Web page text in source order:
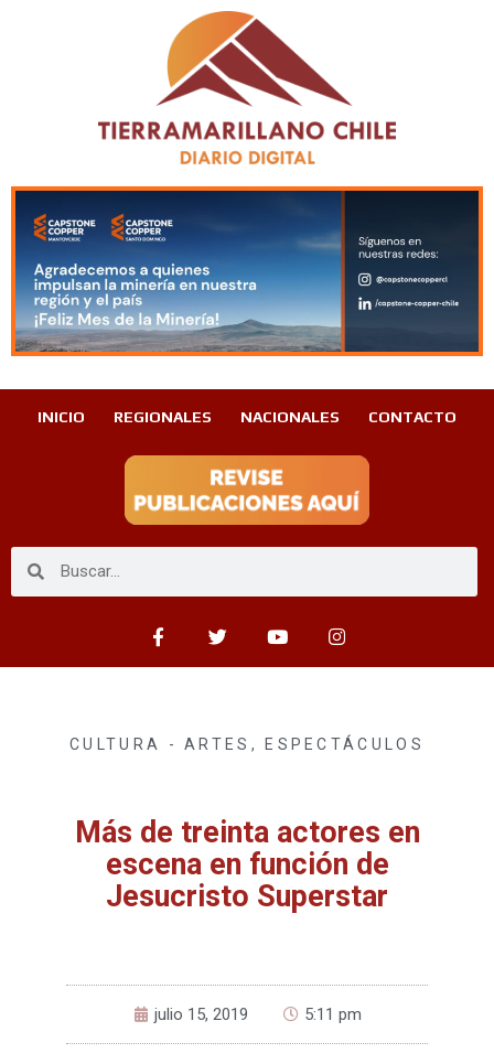
INICIO REGIONALES NACIONALES CONTACTO
CULTURA - ARTES ,ESPECTÁCULOS
Más de treinta actores en
escena en función de
Jesucristo Superstar
julio 15, 2019 5:11 pm